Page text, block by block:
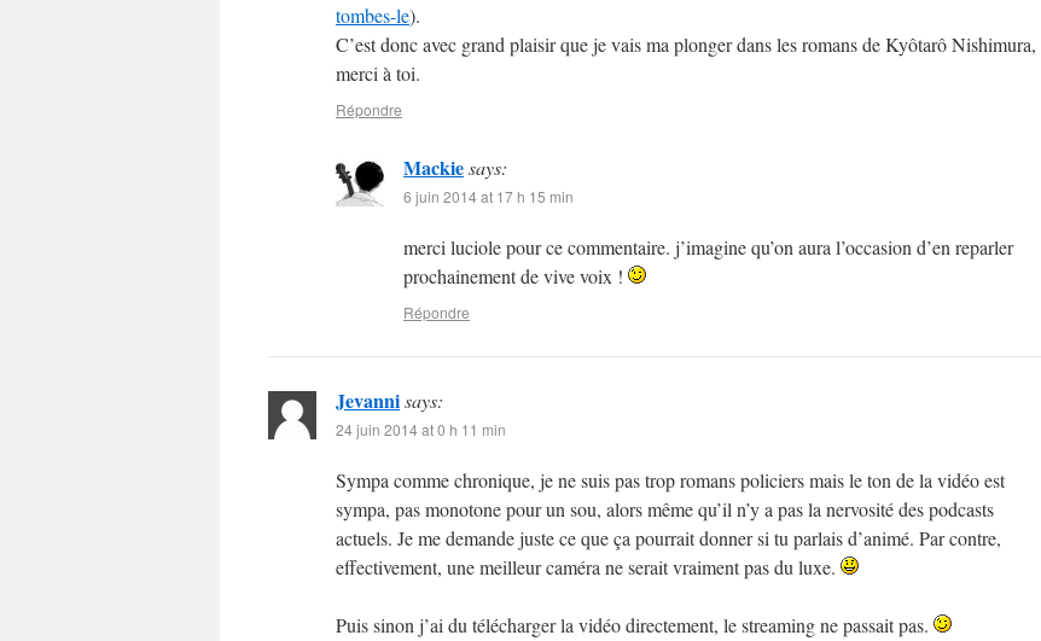
tombes-le).
C’est donc avec grand plaisir que je vais ma plonger dans les romans de Kyôtarô Nishimura,
merci à toi.
Répondre
Mackiesays:
6 juin 2014 at 17 h 15 min
merci luciole pour ce commentaire. j’imagine qu’on aura l’occasion d’en reparler
prochainement de vive voix !
Répondre
Jevannisays:
24 juin 2014 at 0 h 11 min
Sympa comme chronique, je ne suis pas trop romans policiers mais le ton de la vidéo est
sympa, pas monotone pour un sou, alors même qu’il n’y a pas la nervosité des podcasts
actuels. Je me demande juste ce que ça pourrait donner si tu parlais d’animé. Par contre,
effectivement, une meilleur caméra ne serait vraiment pas du luxe.
Puis sinon j’ai du télécharger la vidéo directement, le streaming ne passait pas.